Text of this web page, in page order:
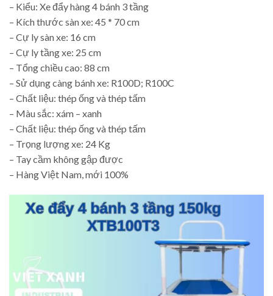
– Kiểu: Xe đẩy hàng 4 bánh 3 tầng
– Kích thước sàn xe: 45 * 70 cm
– Cự ly sàn xe: 16 cm
– Cự ly tầng xe: 25 cm
– Tổng chiều cao: 88 cm
– Sử dụng càng bánh xe: R100D; R100C
– Chất liệu: thép ống và thép tấm
– Màu sắc: xám – xanh
– Chất liệu: thép ống và thép tấm
– Trọng lượng xe: 24 Kg
– Tay cầm không gập được
– Hàng Việt Nam, mới 100%